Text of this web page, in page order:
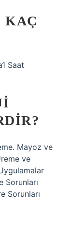
KAÇ
Saat
Mayoz ve
ve
Sorunları
Sorunları